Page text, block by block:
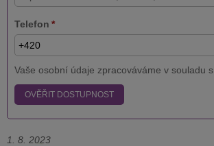
Telefon *
Vaše osobní údaje zpracováváme v souladu s
OVĚŘIT DOSTUPNOST
1. 8. 2023